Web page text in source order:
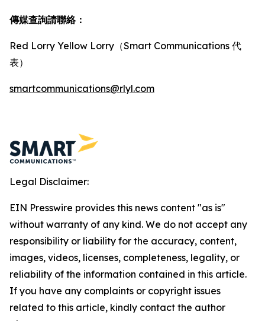
傳媒查詢請聯絡：
Red Lorry Yellow Lorry（Smart Communications 代
表）
smartcommunications@rlyl.com
Legal Disclaimer:
EIN Presswire provides this news content "as is"
without warranty of any kind. We do not accept any
responsibility or liability for the accuracy, content,
images, videos, licenses, completeness, legality, or
reliability of the information contained in this article.
If you have any complaints or copyright issues
related to this article, kindly contact the author